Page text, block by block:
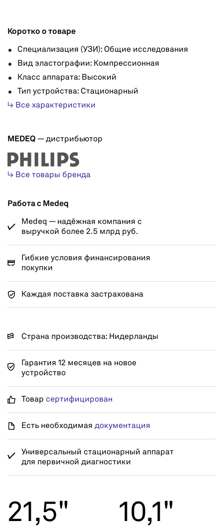
Коротко о товаре
Специализация (УЗИ): Общие исследования
Вид эластографии: Компрессионная
Класс аппарата: Высокий
Тип устройства: Стационарный
↳ Все характеристики
MEDEQ — дистрибьютор
↳ Все товары бренда
Работа с Medeq
Medeq — надёжная компания с
выручкой более 2.5 млрд руб.
Гибкие условия финансирования
покупки
Каждая поставка застрахована
Страна производства: Нидерланды
Гарантия 12 месяцев на новое
устройство
Товар сертифицирован
Есть необходимая документация
Универсальный стационарный аппарат
для первичной диагностики
21,5" 10,1"